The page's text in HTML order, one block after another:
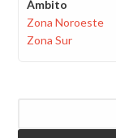
Ámbito
Zona Noroeste
Zona Sur